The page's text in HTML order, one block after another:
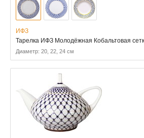
ИФЗ
Тарелка ИФЗ Молодёжная Кобальтовая
Диаметр: 20, 22, 24 см